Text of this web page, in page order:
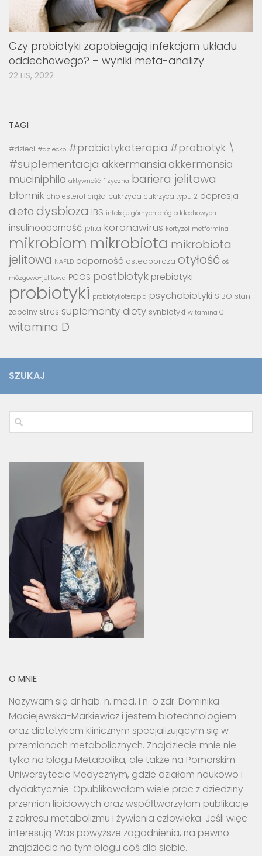
Czy probiotyki zapobiegają infekcjom układu
oddechowego? – wyniki meta-analizy
22 LIS, 2022
TAGI
#dzieci #dziecko #probiotykoterapia #probiotyk \
#suplementacja akkermansia akkermansia
muciniphila aktywność fizyczna bariera jelitowa
błonnik cholesterol ciąża cukrzyca cukrzyca typu 2 depresja
dieta dysbioza IBS infekcje górnych dróg oddechowych
insulinooporność jelita koronawirus kortyzol metformina
mikrobiom mikrobiota mikrobiota
jelitowa NAFLD odporność osteoporoza otyłość oś
mózgowo-jelitowa PCOS postbiotyk prebiotyki
probiotyki probiotykoterapia psychobiotyki SIBO stan
zapalny stres suplementy diety synbiotyki witamina C
witamina D
SZUKAJ
O MNIE
Nazywam się dr hab. n. med. i n. o zdr. Dominika
Maciejewska-Markiewicz i jestem biotechnologiem
oraz dietetykiem klinicznym specjalizującym się w
przemianach metabolicznych. Znajdziecie mnie nie
tylko na blogu Metabolika, ale także na Pomorskim
Uniwersytecie Medycznym, gdzie działam naukowo i
dydaktycznie. Opublikowałam wiele prac z dziedziny
przemian lipidowych oraz współtworzyłam publikacje
z zakresu metabolizmu i żywienia człowieka. Jeśli więc
interesują Was powyższe zagadnienia, na pewno
znajdziecie na tym blogu coś dla siebie.